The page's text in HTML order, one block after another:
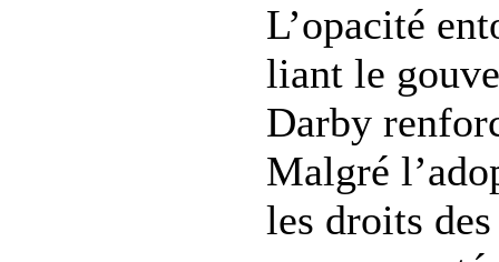
L’opacité
liant le
Darby
Malgré
les droits